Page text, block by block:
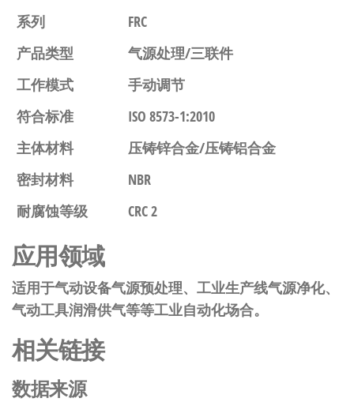
系列
FRC
产品类型
气源处理/三联件
工作模式
手动调节
符合标准
ISO 8573-1:2010
主体材料
压铸锌合金/压铸铝合金
密封材料
NBR
耐腐蚀等级
CRC 2
应用领域
适用于气动设备气源预处理、工业生产线气源净化、
气动工具润滑供气等等工业自动化场合。
相关链接
数据来源